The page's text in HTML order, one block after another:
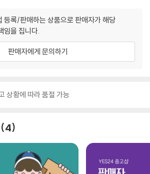
등록/판매하는 상품으로 판매자가 해당
임을 집니다.
판매자에게 문의하기
상황에 따라 품절 가능
4